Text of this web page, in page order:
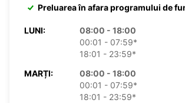
Preluarea în afara programului de
LUNI:
08:00 - 18:00
00:01 - 07:59*
18:01 - 23:59*
MARȚI:
08:00 - 18:00
00:01 - 07:59*
18:01 - 23:59*